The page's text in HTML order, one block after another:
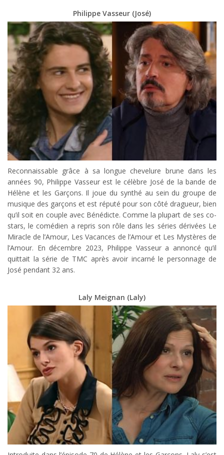
Philippe Vasseur (José)
Reconnaissable grâce à sa longue chevelure brune dans les
années 90, Philippe Vasseur est le célèbre José de la bande de
Hélène et les Garçons. Il joue du synthé au sein du groupe de
musique des garçons et est réputé pour son côté dragueur, bien
qu’il soit en couple avec Bénédicte. Comme la plupart de ses co-
stars, le comédien a repris son rôle dans les séries dérivées Le
Miracle de l’Amour, Les Vacances de l’Amour et Les Mystères de
l’Amour. En décembre 2023, Philippe Vasseur a annoncé qu’il
quittait la série de TMC après avoir incarné le personnage de
José pendant 32 ans.
Laly Meignan (Laly)